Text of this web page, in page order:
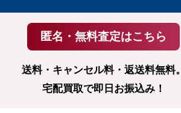
送料・キャンセル料・返送料無料。
宅配買取で即日お振込み！